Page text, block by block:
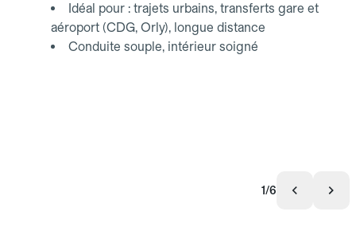
Idéal pour : trajets urbains, transferts gare et
aéroport (CDG, Orly), longue distance
Conduite souple, intérieur soigné
1/6